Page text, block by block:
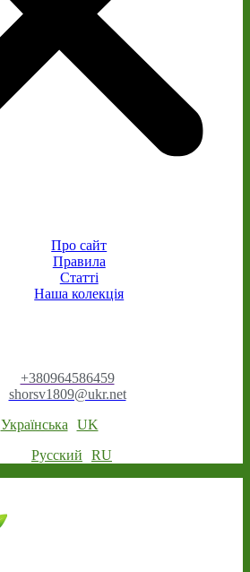
Про сайт
Правила
Статті
Наша колекція
+380964586459
shorsv1809@ukr.net
Українська
UK
Русский
RU